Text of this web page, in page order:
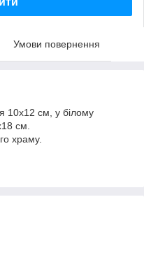
Умови повернення
10х12 см, у білому
см.
храму.